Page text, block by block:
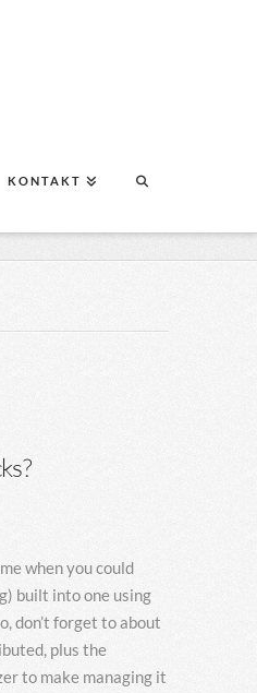
KONTAKT
when you could
built into one using
don’t forget to about
plus the
to make managing it